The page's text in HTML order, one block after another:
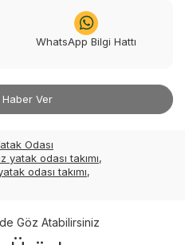
WhatsApp Bilgi Hattı
Ver
Odası
yatak odası takımı,
odası takımı,
Göz Atabilirsiniz